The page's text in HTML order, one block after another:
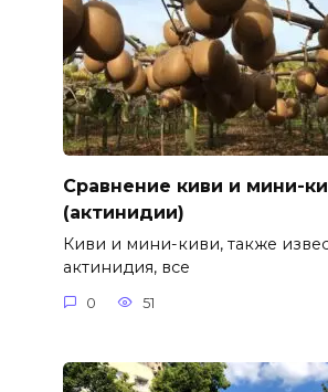
Сравнение киви и мини-
(актинидии)
Киви и мини-киви, также
актинидия, все
0 51